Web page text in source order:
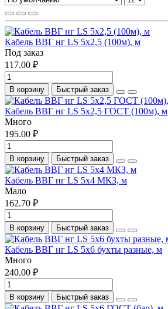
Кабель ВВГ нг LS 5x2,5 (100м), м
Под заказ
117.00 ₽
В корзину Быстрый заказ
Кабель ВВГ нг LS 5x2,5 ГОСТ (100м), м
Много
195.00 ₽
В корзину Быстрый заказ
Кабель ВВГ нг LS 5x4 МКЗ, м
Мало
162.70 ₽
В корзину Быстрый заказ
Кабель ВВГ нг LS 5x6 бухты разные, м
Много
240.00 ₽
В корзину Быстрый заказ